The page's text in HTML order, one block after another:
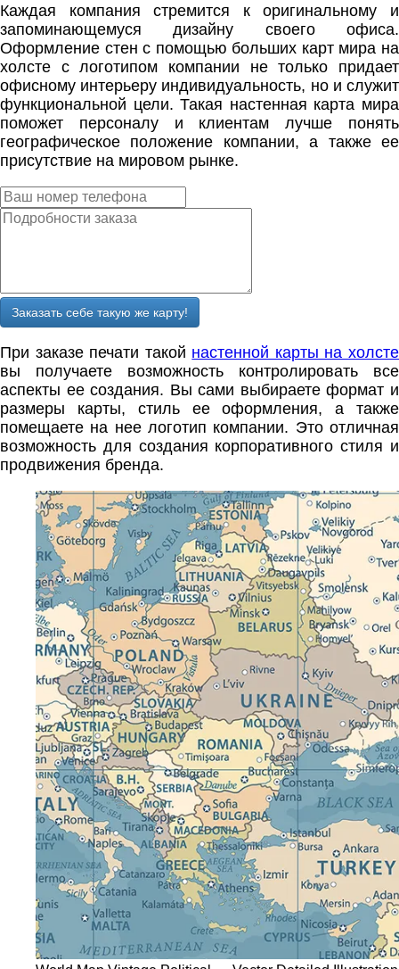
Каждая компания стремится к оригинальному и
запоминающемуся дизайну своего офиса.
Оформление стен с помощью больших карт мира на
холсте с логотипом компании не только придает
офисному интерьеру индивидуальность, но и служит
функциональной цели. Такая настенная карта мира
поможет персоналу и клиентам лучше понять
географическое положение компании, а также ее
присутствие на мировом рынке.
Заказать себе такую же карту!
При заказе печати такой настенной карты на холсте
вы получаете возможность контролировать все
аспекты ее создания. Вы сами выбираете формат и
размеры карты, стиль ее оформления, а также
помещаете на нее логотип компании. Это отличная
возможность для создания корпоративного стиля и
продвижения бренда.